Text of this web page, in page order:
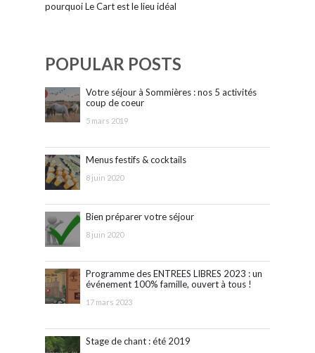
pourquoi Le Cart est le lieu idéal
POPULAR POSTS
Votre séjour à Sommières : nos 5 activités
coup de coeur
5 mars 2019
Menus festifs & cocktails
8 juin 2020
Bien préparer votre séjour
8 juin 2020
Programme des ENTREES LIBRES 2023 : un
événement 100% famille, ouvert à tous !
17 mars 2023
Stage de chant : été 2019